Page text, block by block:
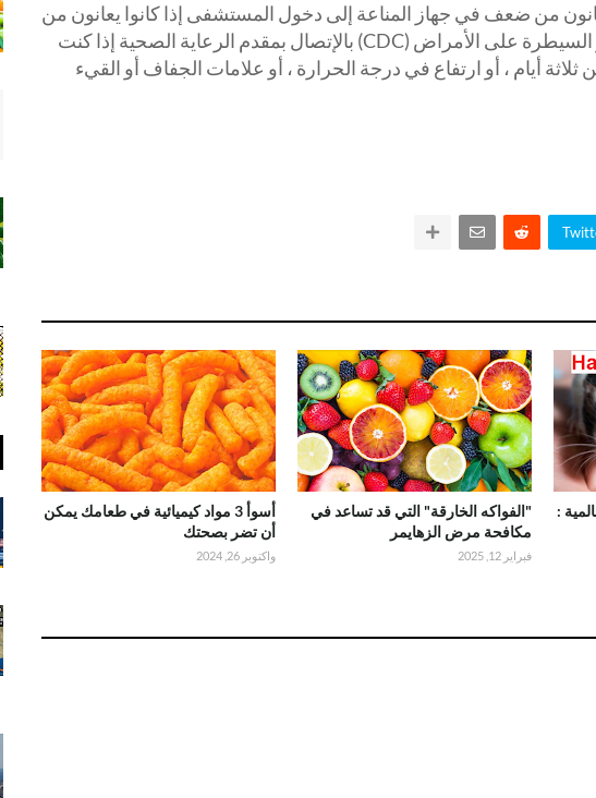
من ضعف في جهاز المناعة إلى دخول المستشفى إذا كانوا يعانون من
مرض شديد. يوصي مركز السيطرة على الأمراض (CDC) بالإتصال بمقدم الرعاية الصحية إذا كنت
ثلاثة أيام ، أو ارتفاع في درجة الحرارة ، أو علامات الجفاف أو القيء
:
"الفواكه الخارقة" التي قد تساعد في
مكافحة مرض الزهايمر
فبراير 12, 2025
أسوأ 3 مواد كيميائية في طعامك يمكن
أن تضر بصحتك
واكتوبر 26, 2024